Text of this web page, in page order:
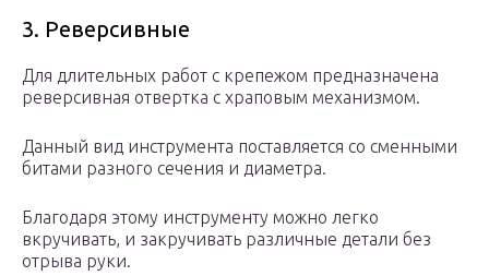
3. Реверсивные
Для длительных работ с крепежом предназначена
реверсивная отвертка с храповым механизмом.
Данный вид инструмента поставляется со сменными
битами разного сечения и диаметра.
Благодаря этому инструменту можно легко
вкручивать, и закручивать различные детали без
отрыва руки.